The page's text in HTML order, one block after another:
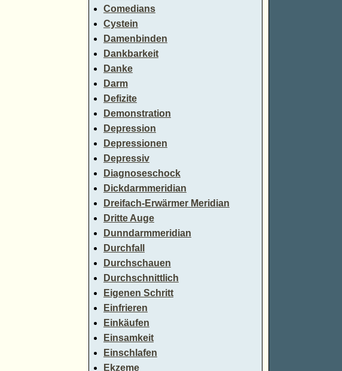
Comedians
Cystein
Damenbinden
Dankbarkeit
Danke
Darm
Defizite
Demonstration
Depression
Depressionen
Depressiv
Diagnoseschock
Dickdarmmeridian
Dreifach-Erwärmer Meridian
Dritte Auge
Dunndarmmeridian
Durchfall
Durchschauen
Durchschnittlich
Eigenen Schritt
Einfrieren
Einkäufen
Einsamkeit
Einschlafen
Ekzeme